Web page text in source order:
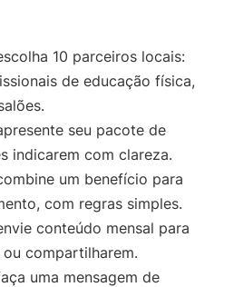
10 parceiros locais:
de educação física,
seu pacote de
indicarem com clareza.
um benefício para
com regras simples.
conteúdo mensal para
compartilharem.
uma mensagem de